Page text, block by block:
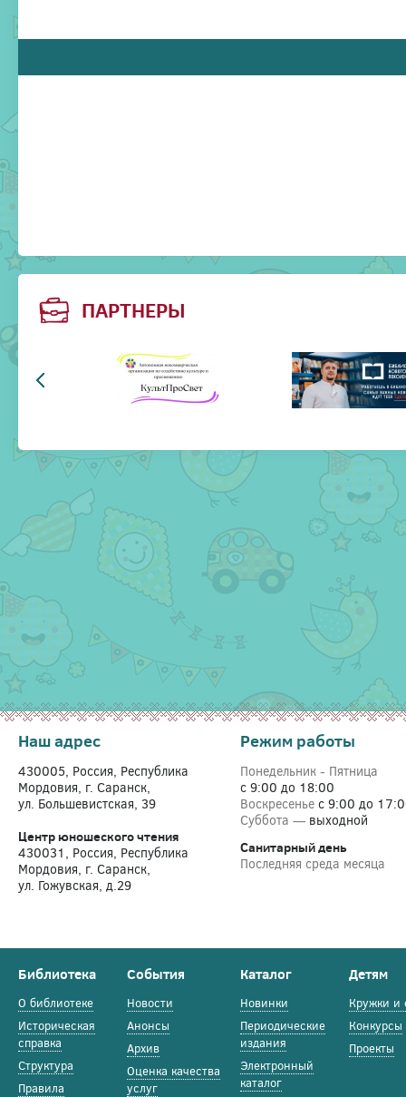
ПАРТНЕРЫ
Наш адрес
430005, Россия, Республика
Мордовия, г. Саранск,
ул. Большевистская, 39
Центр юношеского чтения
430031, Россия, Республика
Мордовия, г. Саранск,
ул. Гожувская, д.29
Режим работы
Понедельник - Пятница
с 9:00 до 18:00
Воскресенье с 9:00 до
Суббота — выходной
Санитарный день
Последняя среда месяца
Библиотека
О библиотеке
Историческая
справка
Структура
Правила
События
Новости
Анонсы
Архив
Оценка качества
услуг
Каталог
Новинки
Периодические
издания
Электронный
каталог
Детям
Кружки и
Конкурсы
Проекты